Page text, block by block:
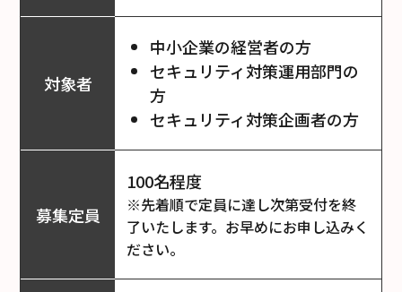
対象者
中小企業の経営者の方
セキュリティ対策運用部門の
方
セキュリティ対策企画者の方
募集定員
100名程度
※先着順で定員に達し次第受付を終
了いたします。お早めにお申し込みく
ださい。